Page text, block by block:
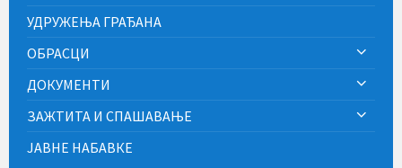
УДРУЖЕЊА ГРАЂАНА
ОБРАСЦИ
ДОКУМЕНТИ
ЗАЖТИТА И СПАШАВАЊЕ
ЈАВНЕ НАБАВКЕ